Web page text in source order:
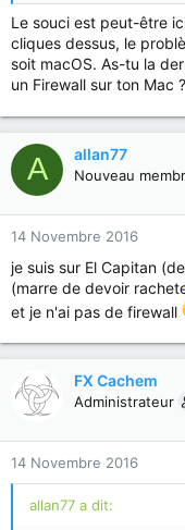
Le souci est peut-être
cliques dessus, le
soit macOS. As-tu la
un Firewall sur ton Mac ?
A allan77
Nouveau
14 Novembre 2016
je suis sur El Capitan
(marre de devoir
et je n'ai pas de firewall
FX Cachem
Administrateur
14 Novembre 2016
allan77 a dit: